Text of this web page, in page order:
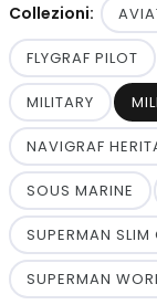
Collezioni:
FLYGRAF PILOT
MILITARY
NAVIGRAF
SOUS MARINE
SUPERMAN
SUPERMAN